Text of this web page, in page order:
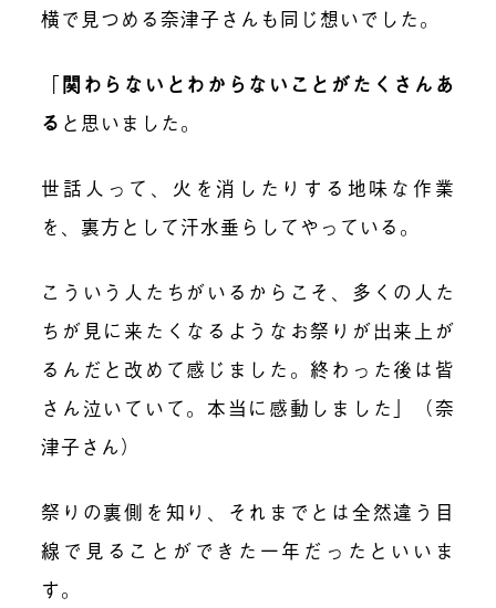
横で見つめる奈津子さんも同じ想いでした。
「関わらないとわからないことがたくさんあ
る と思いました。
世話人って、火を消したりする地味な作業
を、裏方として汗水垂らしてやっている。
こういう人たちがいるからこそ、多くの人た
ちが見に来たくなるようなお祭りが出来上が
るんだと改めて感じました。終わった後は皆
さん泣いていて。本当に感動しました」（奈
津子さん）
祭りの裏側を知り、それまでとは全然違う目
線で見ることができた一年だったといいま
す。